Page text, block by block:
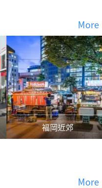
More
福岡近郊
More